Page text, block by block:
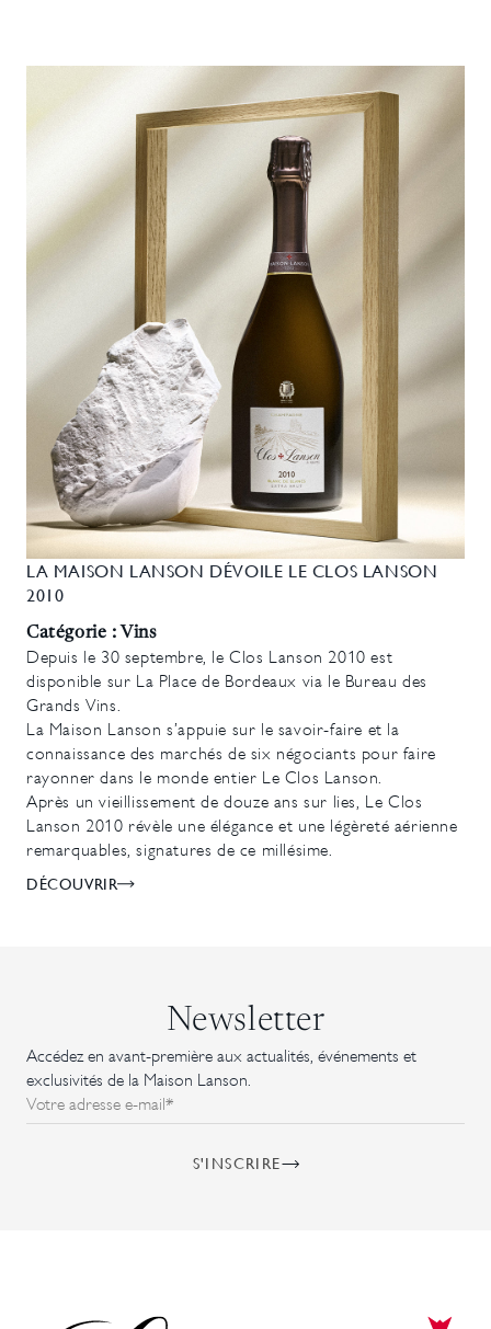
LA MAISON LANSON DÉVOILE LE CLOS LANSON
2010
Catégorie : Vins
Depuis le 30 septembre, le Clos Lanson 2010 est
disponible sur La Place de Bordeaux via le Bureau des
Grands Vins.
La Maison Lanson s’appuie sur le savoir-faire et la
connaissance des marchés de six négociants pour faire
rayonner dans le monde entier Le Clos Lanson.
Après un vieillissement de douze ans sur lies, Le Clos
Lanson 2010 révèle une élégance et une légèreté aérienne
remarquables, signatures de ce millésime.
DÉCOUVRIR
Newsletter
Accédez en avant-première aux actualités, événements et
exclusivités de la Maison Lanson.
Votre adresse e-mail*
S'INSCRIRE